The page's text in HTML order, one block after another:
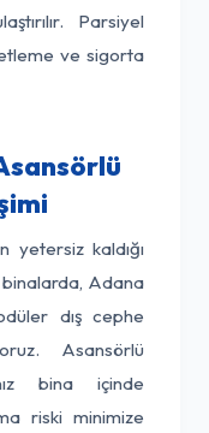
Parsiyel
ve sigorta
yetersiz kaldığı
Adana
dış cephe
Asansörlü
bina içinde
riski minimize